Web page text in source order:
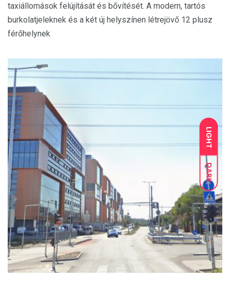
LIGHT
DARK
taxiállomások felújítását és bővítését. A modern, tartós
burkolatjeleknek és a két új helyszínen létrejövő 12 plusz
férőhelynek